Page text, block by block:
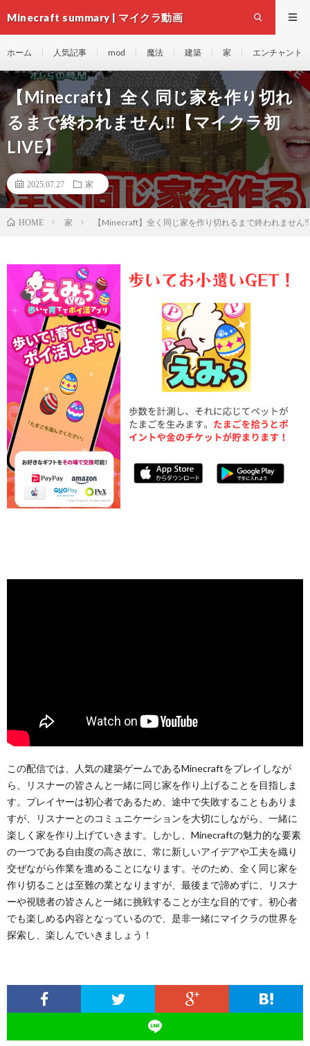
Minecraft summary | マイクラ動画
ホーム 人気記事 mod 魔法 建築 家 エンチャント
【Minecraft】全く同じ家を作り切れ
るまで終われません‼️【マイクラ初
LIVE】
2025.07.27 家
HOME 家 【Minecraft】全く同じ家を作り切れるまで終われません
この配信では、人気の建築ゲームであるMinecraftをプレイしなが
ら、リスナーの皆さんと一緒に同じ家を作り上げることを目指しま
す。プレイヤーは初心者であるため、途中で失敗することもありま
すが、リスナーとのコミュニケーションを大切にしながら、一緒に
楽しく家を作り上げていきます。しかし、Minecraftの魅力的な要素
の一つである自由度の高さ故に、常に新しいアイデアや工夫を織り
交ぜながら作業を進めることになります。そのため、全く同じ家を
作り切ることは至難の業となりますが、最後まで諦めずに、リスナ
ーや視聴者の皆さんと一緒に挑戦することが主な目的です。初心者
でも楽しめる内容となっているので、是非一緒にマイクラの世界を
探索し、楽しんでいきましょう！